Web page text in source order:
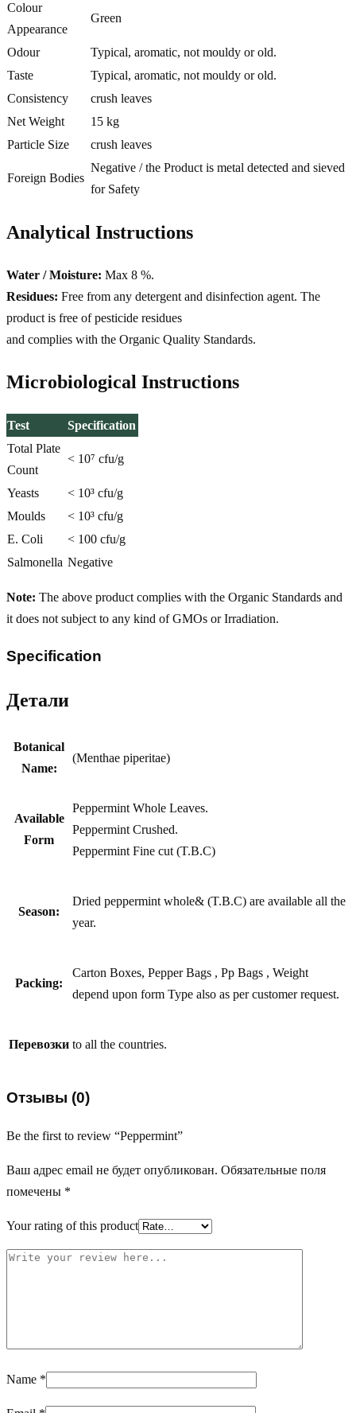
Colour
Appearance
Green
Odour
Typical, aromatic, not mouldy or old.
Taste
Typical, aromatic, not mouldy or old.
Consistency
crush leaves
Net Weight
15 kg
Particle Size
crush leaves
Foreign Bodies
Negative / the Product is metal detected and sieved
for Safety
Analytical Instructions
Water / Moisture: Max 8 %.
Residues: Free from any detergent and disinfection agent. The
product is free of pesticide residues
and complies with the Organic Quality Standards.
Microbiological Instructions
Test
Specification
Total Plate
Count
< 10⁷ cfu/g
Yeasts
< 10³ cfu/g
Moulds
< 10³ cfu/g
E. Coli
< 100 cfu/g
Salmonella Negative
Note: The above product complies with the Organic Standards and
it does not subject to any kind of GMOs or Irradiation.
Specification
Детали
Botanical
Name:
(Menthae piperitae)
Available
Form
Peppermint Whole Leaves.
Peppermint Crushed.
Peppermint Fine cut (T.B.C)
Season:
Dried peppermint whole& (T.B.C) are available all the
year.
Packing:
Carton Boxes, Pepper Bags , Pp Bags , Weight
depend upon form Type also as per customer request.
Перевозки to all the countries.
Отзывы (0)
Be the first to review “Peppermint”
Ваш адрес email не будет опубликован. Обязательные поля
помечены *
Your rating of this product
Name *